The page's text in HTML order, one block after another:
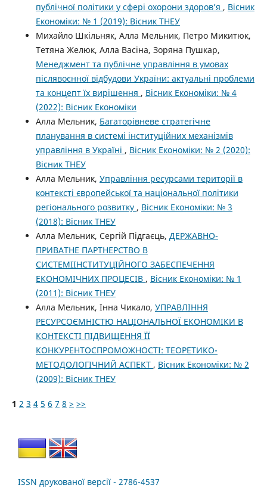
публічної політики у сфері охорони здоров’я , Вісник
Економіки: № 1 (2019): Вісник ТНЕУ
Михайло Шкільняк, Алла Мельник, Петро Микитюк,
Тетяна Желюк, Алла Васіна, Зоряна Пушкар,
Менеджмент та публічне управління в умовах
післявоєнної відбудови України: актуальні проблеми
та концепт їх вирішення , Вісник Економіки: № 4
(2022): Вісник Економіки
Алла Мельник, Багаторівневе стратегічне
планування в системі інституційних механізмів
управління в Україні , Вісник Економіки: № 2 (2020):
Вісник ТНЕУ
Алла Мельник, Управління ресурсами території в
контексті європейської та національної політики
регіонального розвитку , Вісник Економіки: № 3
(2018): Вісник ТНЕУ
Алла Мельник, Сергій Підгаєць, ДЕРЖАВНО-
ПРИВАТНЕ ПАРТНЕРСТВО В
СИСТЕМІІНСТИТУЦІЙНОГО ЗАБЕСПЕЧЕННЯ
ЕКОНОМІЧНИХ ПРОЦЕСІВ , Вісник Економіки: № 1
(2011): Вісник ТНЕУ
Алла Мельник, Інна Чикало, УПРАВЛІННЯ
РЕСУРСОЄМНІСТЮ НАЦІОНАЛЬНОЇ ЕКОНОМІКИ В
КОНТЕКСТІ ПІДВИЩЕННЯ ЇЇ
КОНКУРЕНТОСПРОМОЖНОСТІ: ТЕОРЕТИКО-
МЕТОДОЛОГІЧНИЙ АСПЕКТ , Вісник Економіки: № 2
(2009): Вісник ТНЕУ
1 2 3 4 5 6 7 8 > >>
ISSN друкованої версії - 2786-4537